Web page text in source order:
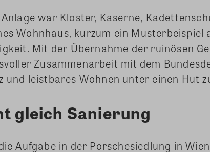
war Kloster, Kaserne,
Wohnhaus, kurzum ein Musterbeispiel
Mit der Übernahme der ruinösen
Zusammenarbeit mit dem
und leistbares Wohnen unter einen Hut
gleich Sanierung
Aufgabe in der Porschesiedlung in